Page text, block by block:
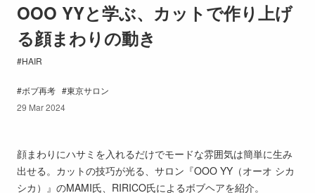
OOO YYと学ぶ、カットで作り上げ
る顔まわりの動き
HAIR
ボブ再考
東京サロン
29 Mar 2024
顔まわりにハサミを入れるだけでモードな雰囲気は簡単に生み
出せる。カットの技巧が光る、サロン『OOO YY（オーオ シカ
シカ）』のMAMI氏、RIRICO氏によるボブヘアを紹介。